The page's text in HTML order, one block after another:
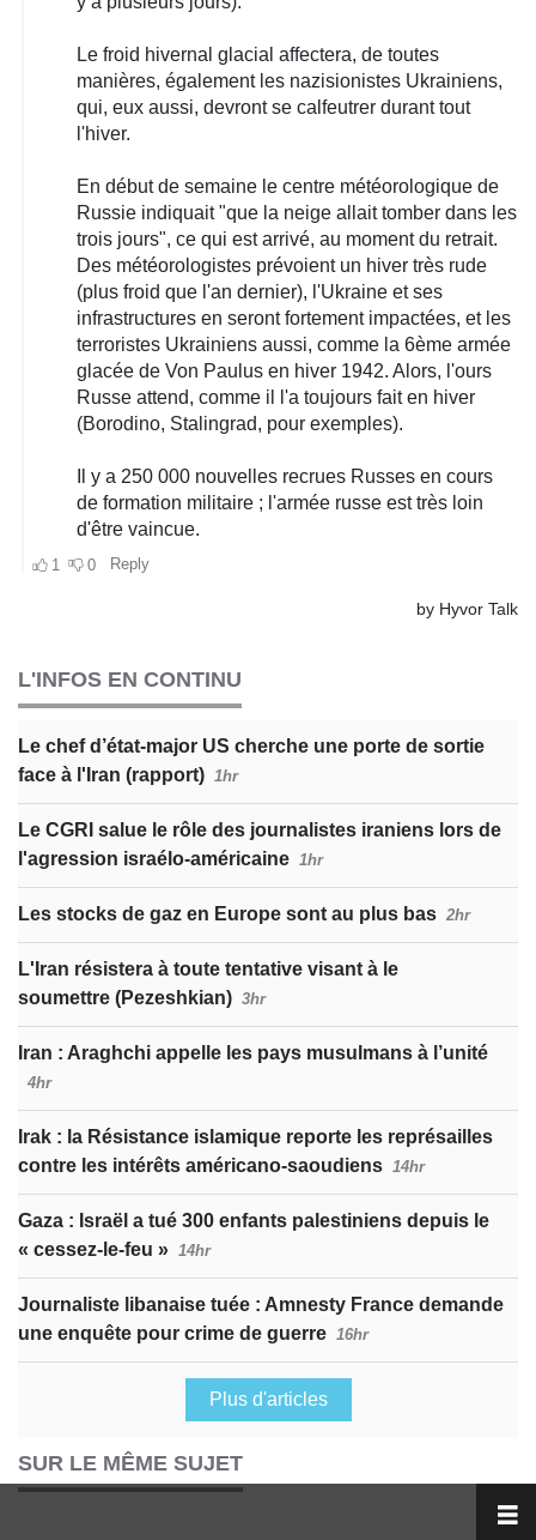
L'INFOS EN CONTINU
Le chef d’état-major US cherche une porte de sortie
face à l'Iran (rapport) 1hr
Le CGRI salue le rôle des journalistes iraniens lors de
l'agression israélo-américaine 1hr
Les stocks de gaz en Europe sont au plus bas 2hr
L'Iran résistera à toute tentative visant à le
soumettre (Pezeshkian) 3hr
Iran : Araghchi appelle les pays musulmans à l’unité
4hr
Irak : la Résistance islamique reporte les représailles
contre les intérêts américano-saoudiens 14hr
Gaza : Israël a tué 300 enfants palestiniens depuis le
« cessez-le-feu » 14hr
Journaliste libanaise tuée : Amnesty France demande
une enquête pour crime de guerre 16hr
Plus d'articles
SUR LE MÊME SUJET